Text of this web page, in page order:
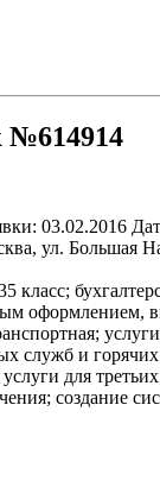
№614914
03.02.2016
ул. Большая
класс;
оформлением,
служб и
для
создание